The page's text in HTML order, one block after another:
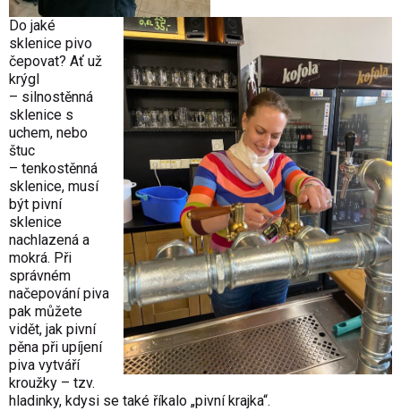
Do jaké
sklenice pivo
čepovat? Ať už
krýgl
– silnostěnná
sklenice s
uchem, nebo
štuc
– tenkostěnná
sklenice, musí
být pivní
sklenice
nachlazená a
mokrá. Při
správném
načepování piva
pak můžete
vidět, jak pivní
pěna při upíjení
piva vytváří
kroužky – tzv.
hladinky, kdysi se také říkalo „pivní krajka“.